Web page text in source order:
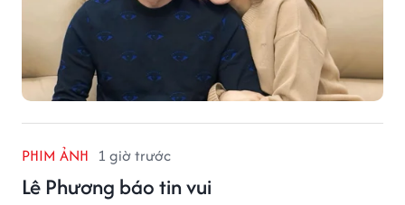
PHIM ẢNH 1 giờ trước
Lê Phương báo tin vui